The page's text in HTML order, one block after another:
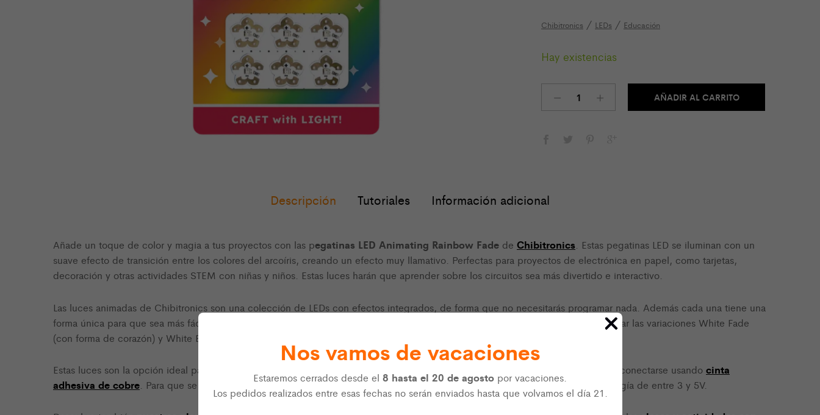
Chibitronics / LEDs / Educación
Hay existencias
AÑADIR AL CARRITO
Descripción Tutoriales Información adicional
Añade un toque de color y magia a tus proyectos con las pegatinas LED Animating Rainbow Fade de Chibitronics. Estas pegatinas LED se iluminan con un
suave efecto de transición entre los colores del arcoíris, creando un efecto muy llamativo. Perfectas para proyectos de electrónica en papel, como tarjetas,
decoración y otras actividades STEM con niñas y niños. Estas luces harán que aprender sobre los circuitos sea más divertido e interactivo.
Las luces animadas de Chibitronics son una colección de LEDs con efectos integrados, de forma que no necesitarás programar nada. Además cada una tiene una
forma única para que sea más fácil identificarlas. Las pegatinas Rainbow Fade tienen forma de flor. Pero también puedes encontrar las variaciones White Fade
(con forma de corazón) y White Blink (con forma de diamante) en nuestra tienda.
Estas luces son la opción ideal para crear circuitos y aprender con niños, ya que se pegan como una pegatina normal y pueden conectarse usando cinta
adhesiva de cobre. Para que se enciendan solo necesitarás conectarlas a unapila tipo moneda CR2032u otra fuente de energía de entre 3 y 5V.
Nos vamos de vacaciones
Estaremos cerrados desde el 8 hasta el 20 de agosto por vacaciones.
Los pedidos realizados entre esas fechas no serán enviados hasta que volvamos el día 21.